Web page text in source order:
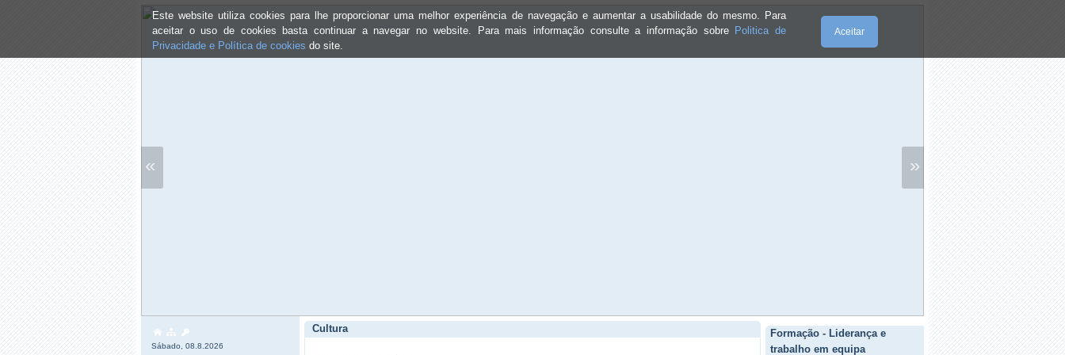
Este website utiliza cookies para lhe proporcionar uma melhor experiência de navegação e aumentar a usabilidade do mesmo. Para
aceitar o uso de cookies basta continuar a navegar no website. Para mais informação consulte a informação sobre Politica de
Privacidade e Política de cookies do site.
Aceitar
« »
Sábado, 08.8.2026
Cultura
Formação - Liderança e
trabalho em equipa